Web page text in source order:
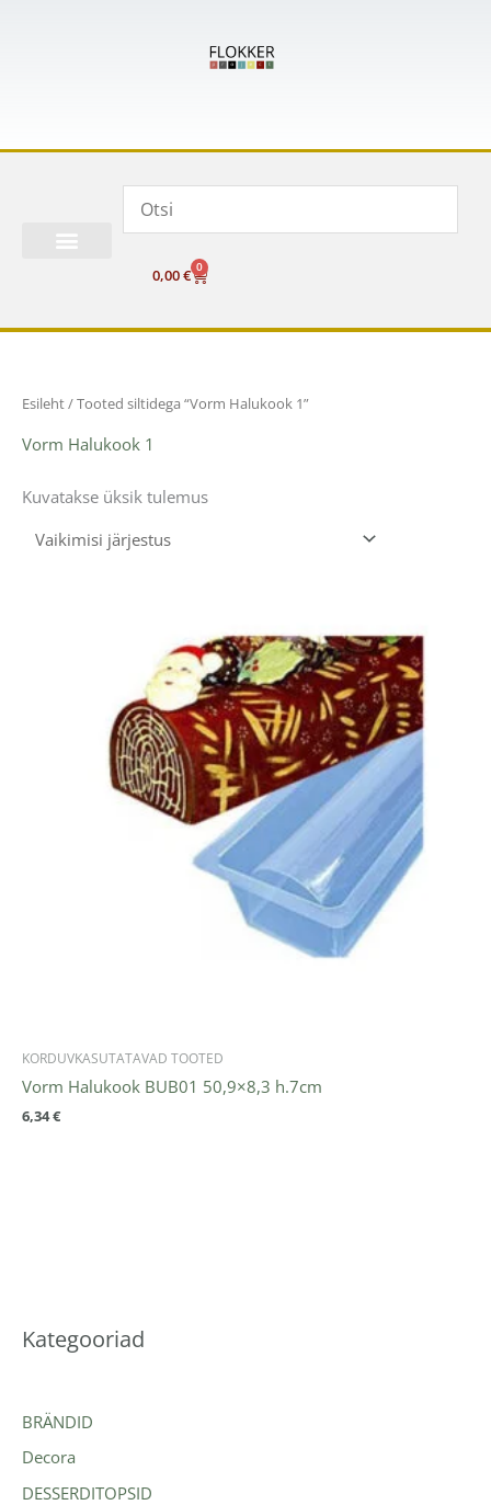
0,00€ 0
Cart
Kategooriad
BRÄNDID
Decora
DESSERDITOPSID
Esileht/ Tooted siltidega “Vorm Halukook 1”
Vorm Halukook 1
Kuvatakse üksik tulemus
KORDUVKASUTATAVAD TOOTED
Vorm Halukook BUB01 50,9×8,3 h.7cm
6,34€